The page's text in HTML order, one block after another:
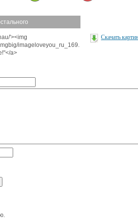
'><img
imageloveyou_ru_169.
a>
Скачать